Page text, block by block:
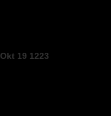
Okt 19 1223